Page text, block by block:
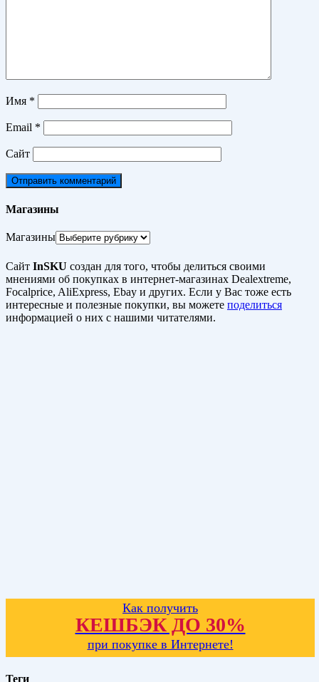
Имя *
Email *
Сайт
Магазины
Магазины
Сайт InSKU создан для того, чтобы делиться своими
мнениями об покупках в интернет-магазинах Dealextreme,
Focalprice, AliExpress, Ebay и других. Если у Вас тоже есть
интересные и полезные покупки, вы можете поделиться
информацией о них с нашими читателями.
Как получить
КЕШБЭК ДО 30%
при покупке в Интернете!
Теги